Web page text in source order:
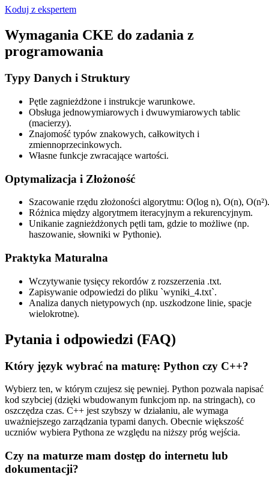
Koduj z ekspertem
Wymagania CKE do zadania z
programowania
Typy Danych i Struktury
Pętle zagnieżdżone i instrukcje warunkowe.
Obsługa jednowymiarowych i dwuwymiarowych tablic
(macierzy).
Znajomość typów znakowych, całkowitych i
zmiennoprzecinkowych.
Własne funkcje zwracające wartości.
Optymalizacja i Złożoność
Szacowanie rzędu złożoności algorytmu: O(log n), O(n), O(n²).
Różnica między algorytmem iteracyjnym a rekurencyjnym.
Unikanie zagnieżdżonych pętli tam, gdzie to możliwe (np.
haszowanie, słowniki w Pythonie).
Praktyka Maturalna
Wczytywanie tysięcy rekordów z rozszerzenia .txt.
Zapisywanie odpowiedzi do pliku `wyniki_4.txt`.
Analiza danych nietypowych (np. uszkodzone linie, spacje
wielokrotne).
Pytania i odpowiedzi (FAQ)
Który język wybrać na maturę: Python czy C++?
Wybierz ten, w którym czujesz się pewniej. Python pozwala napisać
kod szybciej (dzięki wbudowanym funkcjom np. na stringach), co
oszczędza czas. C++ jest szybszy w działaniu, ale wymaga
uważniejszego zarządzania typami danych. Obecnie większość
uczniów wybiera Pythona ze względu na niższy próg wejścia.
Czy na maturze mam dostęp do internetu lub
dokumentacji?